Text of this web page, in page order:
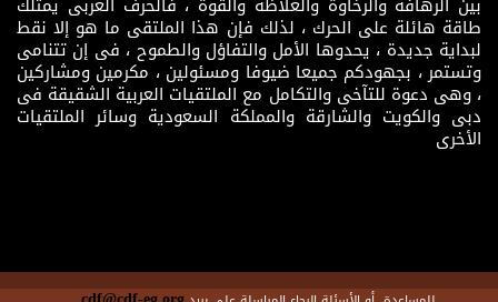
طاقة هائلة على الحرك ، لذلك فإن هذا الملتقى ما هو إلا نقط
لبداية جديدة ، يحدوها الأمل والتفاؤل والطموح ، فى إن تتنامى
وتستمر ، بجهودكم جميعا ضيوفا ومسئولين ، مكرمين ومشاركين
، وهى دعوة للتآخى والتكامل مع الملتقيات العربية الشقيقة فى
دبى والكويت والشارقة والمملكة السعودية وسائر الملتقيات
الأخرى